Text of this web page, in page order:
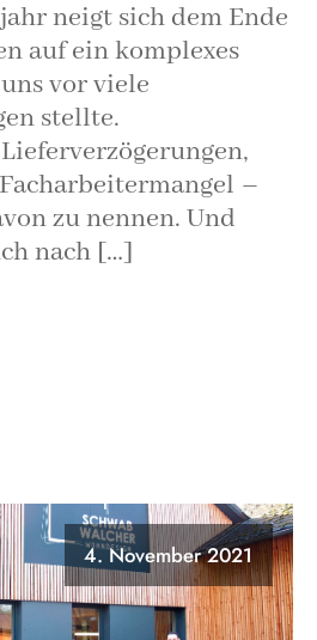
neigt sich dem Ende
auf ein komplexes
vor viele
stellte.
–
zu nennen. Und
nach […]
4. November 2021